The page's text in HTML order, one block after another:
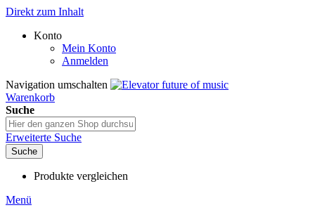
Direkt zum Inhalt
Konto
Mein Konto
Anmelden
Navigation umschalten
Warenkorb
Suche
Erweiterte Suche
Suche
Produkte vergleichen
Menü